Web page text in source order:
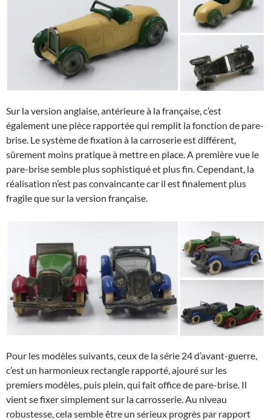
Sur la version anglaise, antérieure à la française, c’est
également une pièce rapportée qui remplit la fonction de pare-
brise. Le système de fixation à la carroserie est différent,
sûrement moins pratique à mettre en place. A première vue le
pare-brise semble plus sophistiqué et plus fin. Cependant, la
réalisation n’est pas convaincante car il est finalement plus
fragile que sur la version française.
Pour les modèles suivants, ceux de la série 24 d’avant-guerre,
c’est un harmonieux rectangle rapporté, ajouré sur les
premiers modèles, puis plein, qui fait office de pare-brise. Il
vient se fixer simplement sur la carrosserie. Au niveau
robustesse, cela semble être un sérieux progrès par rapport